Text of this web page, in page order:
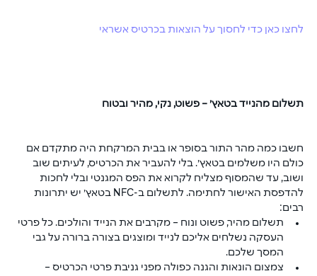
לחצו כאן כדי לחסוך על הוצאות בכרטיס אשראי
תשלום מהנייד בטאץ׳ – פשוט, נקי, מהיר ובטוח
חשבו כמה מהר התור בסופר או בבית המרקחת היה מתקדם אם
כולם היו משלמים בטאץ׳. בלי להעביר את הכרטיס, לעיתים שוב
ושוב, עד שהמסוף מצליח לקרוא את הפס המגנטי ובלי לחכות
להדפסת האישור לחתימה. לתשלום ב-NFC בטאץ׳ יש יתרונות
רבים:
תשלום מהיר, פשוט ונוח – מקרבים את הנייד והולכים. כל פרטי
העסקה נשלחים אליכם לנייד ומוצגים בצורה ברורה על גבי
המסך שלכם.
צמצום הונאות והגנה כפולה מפני גניבת פרטי הכרטיס –